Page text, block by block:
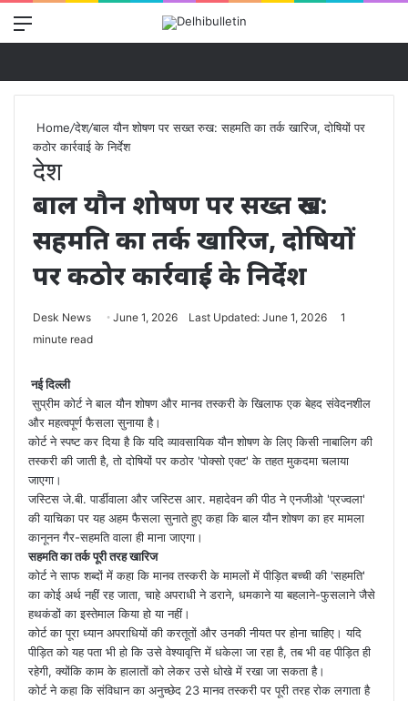
Menu
Home/देश/बाल यौन शोषण पर सख्त रुख: सहमति का तर्क खारिज, दोषियों पर
कठोर कार्रवाई के निर्देश
देश
बाल यौन शोषण पर सख्त रुख:
सहमति का तर्क खारिज, दोषियों
पर कठोर कार्रवाई के निर्देश
Desk News June 1, 2026 Last Updated: June 1, 2026
1
minute read
नई दिल्ली
सुप्रीम कोर्ट ने बाल यौन शोषण और मानव तस्करी के खिलाफ एक बेहद संवेदनशील
और महत्वपूर्ण फैसला सुनाया है।
कोर्ट ने स्पष्ट कर दिया है कि यदि व्यावसायिक यौन शोषण के लिए किसी नाबालिग की
तस्करी की जाती है, तो दोषियों पर कठोर 'पोक्सो एक्ट' के तहत मुकदमा चलाया
जाएगा।
जस्टिस जे.बी. पार्डीवाला और जस्टिस आर. महादेवन की पीठ ने एनजीओ 'प्रज्वला'
की याचिका पर यह अहम फैसला सुनाते हुए कहा कि बाल यौन शोषण का हर मामला
कानूनन गैर-सहमति वाला ही माना जाएगा।
सहमति का तर्क पूरी तरह खारिज
कोर्ट ने साफ शब्दों में कहा कि मानव तस्करी के मामलों में पीड़ित बच्ची की 'सहमति'
का कोई अर्थ नहीं रह जाता, चाहे अपराधी ने डराने, धमकाने या बहलाने-फुसलाने जैसे
हथकंडों का इस्तेमाल किया हो या नहीं।
कोर्ट का पूरा ध्यान अपराधियों की करतूतों और उनकी नीयत पर होना चाहिए। यदि
पीड़ित को यह पता भी हो कि उसे वेश्यावृत्ति में धकेला जा रहा है, तब भी वह पीड़ित ही
रहेगी, क्योंकि काम के हालातों को लेकर उसे धोखे में रखा जा सकता है।
कोर्ट ने कहा कि संविधान का अनुच्छेद 23 मानव तस्करी पर पूरी तरह रोक लगाता है